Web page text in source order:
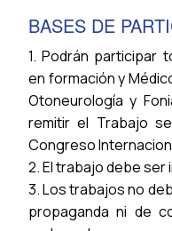
BASES DE
1. Podrán participar
en formación y
Otoneurología y
remitir el Trabajo
Congreso
2. El trabajo debe ser
3. Los trabajos no
propaganda ni de